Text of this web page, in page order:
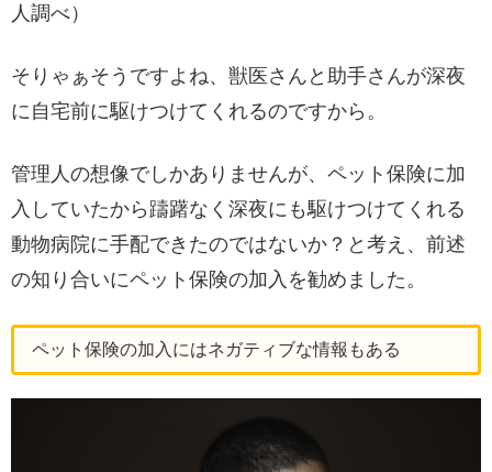
人調べ）
そりゃぁそうですよね、獣医さんと助手さんが深夜
に自宅前に駆けつけてくれるのですから。
管理人の想像でしかありませんが、ペット保険に加
入していたから躊躇なく深夜にも駆けつけてくれる
動物病院に手配できたのではないか？と考え、前述
の知り合いにペット保険の加入を勧めました。
ペット保険の加入にはネガティブな情報もある